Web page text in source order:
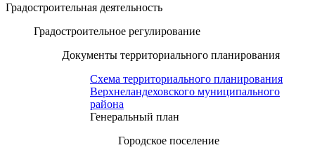
Градостроительная деятельность
Градостроительное регулирование
Документы территориального планирования
Схема территориального планирования
Верхнеландеховского муниципального
района
Генеральный план
Городское поселение